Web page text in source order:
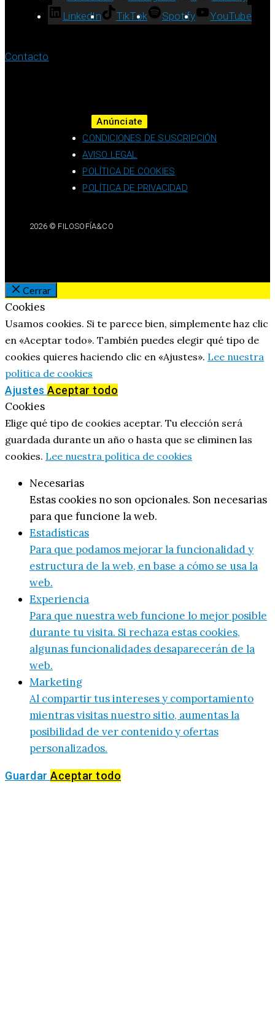
LinkedIn
TikTok Spotify YouTube
Contacto
Anúnciate
CONDICIONES DE SUSCRIPCIÓN
AVISO LEGAL
POLÍTICA DE COOKIES
POLÍTICA DE PRIVACIDAD
2026 © FILOSOFÍA&CO
Cerrar
Cookies
Usamos cookies. Si te parece bien, simplemente haz clic
en «Aceptar todo». También puedes elegir qué tipo de
cookies quieres haciendo clic en «Ajustes». Lee nuestra
política de cookies
Ajustes Aceptar todo
Cookies
Elige qué tipo de cookies aceptar. Tu elección será
guardada durante un año o hasta que se eliminen las
cookies. Lee nuestra política de cookies
Necesarias
Estas cookies no son opcionales. Son necesarias
para que funcione la web.
Estadísticas
Para que podamos mejorar la funcionalidad y
estructura de la web, en base a cómo se usa la
web.
Experiencia
Para que nuestra web funcione lo mejor posible
durante tu visita. Si rechaza estas cookies,
algunas funcionalidades desaparecerán de la
web.
Marketing
Al compartir tus intereses y comportamiento
mientras visitas nuestro sitio, aumentas la
posibilidad de ver contenido y ofertas
personalizados.
Guardar Aceptar todo